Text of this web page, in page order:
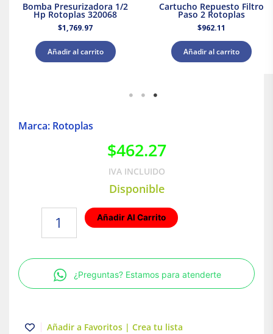
Bomba Presurizadora 1/2
Hp Rotoplas 320068
$1,769.97
Añadir al carrito
Cartucho Repuesto Filtro
Paso 2 Rotoplas
$962.11
Añadir al carrito
Marca: Rotoplas
$462.27
IVA INCLUIDO
Disponible
|Rotoplas
Añadir Al Carrito
¿Preguntas? Estamos para atenderte
Añadir a Favoritos | Crea tu lista